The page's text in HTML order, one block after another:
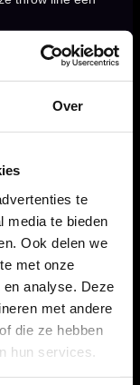
Over
te
media te bieden
Ook delen we
met onze
analyse. Deze
met andere
die ze hebben
hun services.